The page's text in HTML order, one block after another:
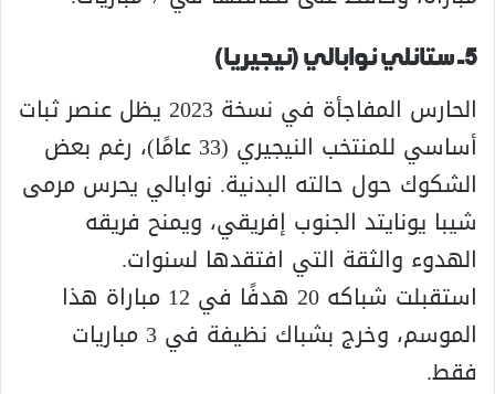
5- ستانلي نوابالي (نيجيريا)
الحارس المفاجأة في نسخة 2023 يظل عنصر ثبات
أساسي للمنتخب النيجيري (33 عامًا)، رغم بعض
الشكوك حول حالته البدنية. نوابالي يحرس مرمى
شيبا يونايتد الجنوب إفريقي، ويمنح فريقه
الهدوء والثقة التي افتقدها لسنوات.
استقبلت شباكه 20 هدفًا في 12 مباراة هذا
الموسم، وخرج بشباك نظيفة في 3 مباريات
فقط.